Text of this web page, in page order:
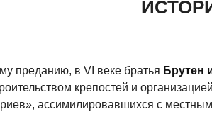
преданию, в VI веке братья Брутен
крепостей и
», ассимилировавшихся с